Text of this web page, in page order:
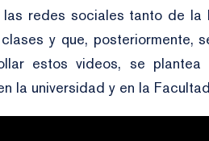
redes sociales tanto de la
y que, posteriormente,
estos videos, se
la universidad y en la